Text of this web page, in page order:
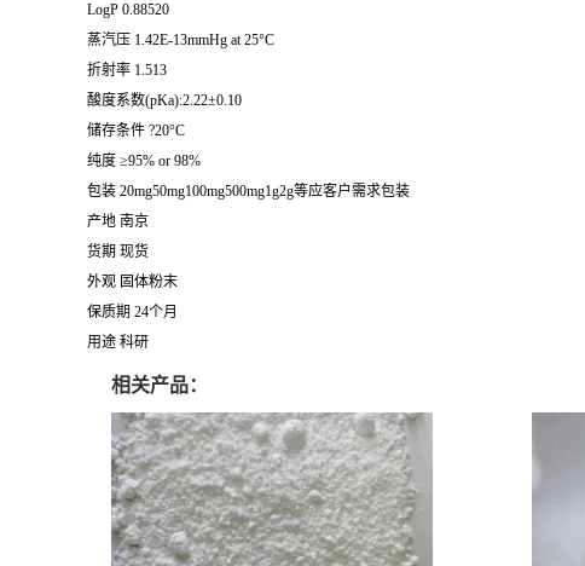
LogP 0.88520
蒸汽压 1.42E-13mmHg at 25°C
折射率 1.513
酸度系数(pKa):2.22±0.10
储存条件 ?20°C
纯度 ≥95% or 98%
包装 20mg50mg100mg500mg1g2g等应客户需求包装
产地 南京
货期 现货
外观 固体粉末
保质期 24个月
用途 科研
相关产品：